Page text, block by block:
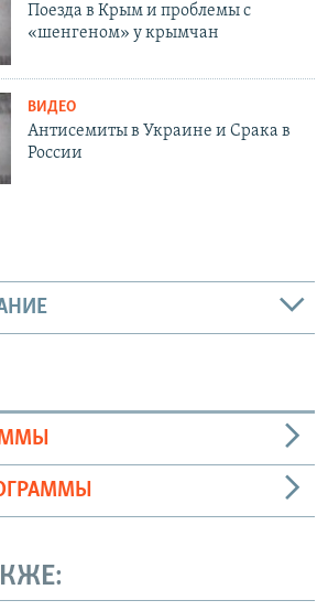
Поезда в Крым и проблемы с
«шенгеном» у крымчан
ВИДЕО
Антисемиты в Украине и Срака в
России